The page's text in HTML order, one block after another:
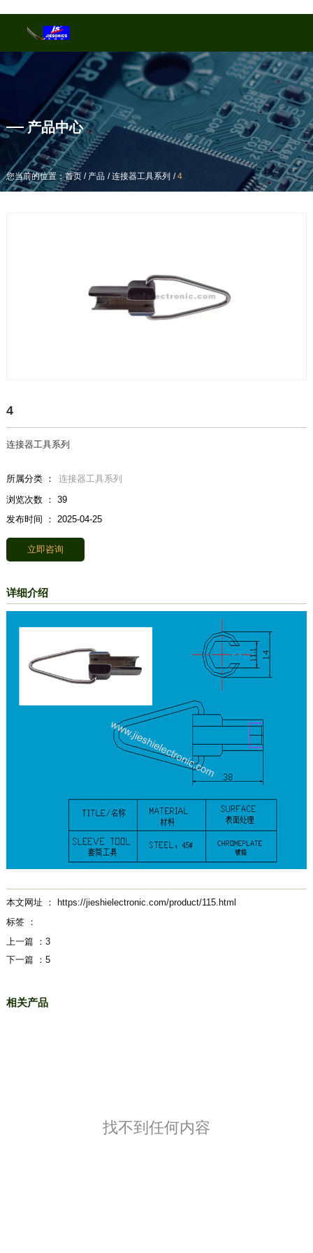
产品中心
您当前的位置：首页 / 产品 /连接器工具系列 /4
产品中心
您当前的位置：首页 / 产品 /连接器工具系列 /4
4
连接器工具系列
所属分类 ：
连接器工具系列
浏览次数 ： 39
发布时间 ： 2025-04-25
立即咨询
详细介绍
本文网址 ： https://jieshielectronic.com/product/115.html
标签 ：
上一篇 ： 3
下一篇 ： 5
相关产品
找不到任何内容